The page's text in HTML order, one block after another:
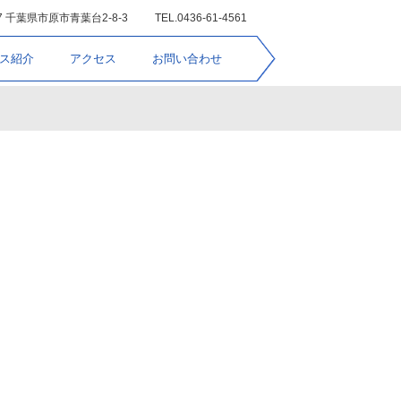
千葉県市原市青葉台2-8-3 TEL.0436-61-4561
紹介 アクセス お問い合わせ